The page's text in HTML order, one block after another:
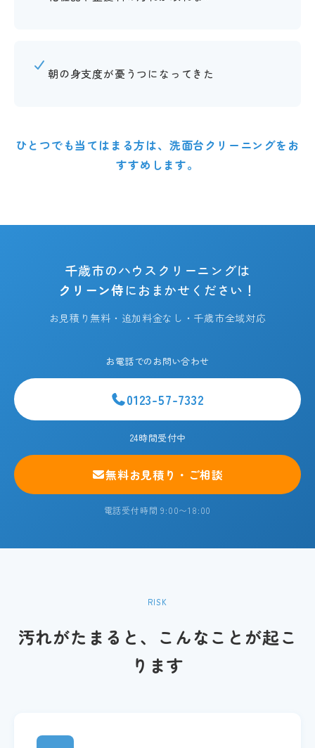
朝の身支度が憂うつになってきた
ひとつでも当てはまる方は、洗面台クリーニングをお
すすめします。
千歳市のハウスクリーニングは
クリーン侍におまかせください！
お見積り無料・追加料金なし・千歳市全域対応
お電話でのお問い合わせ
0123-57-7332
24時間受付中
無料お見積り・ご相談
電話受付時間 9:00〜18:00
RISK
汚れがたまると、こんなことが起こ
ります